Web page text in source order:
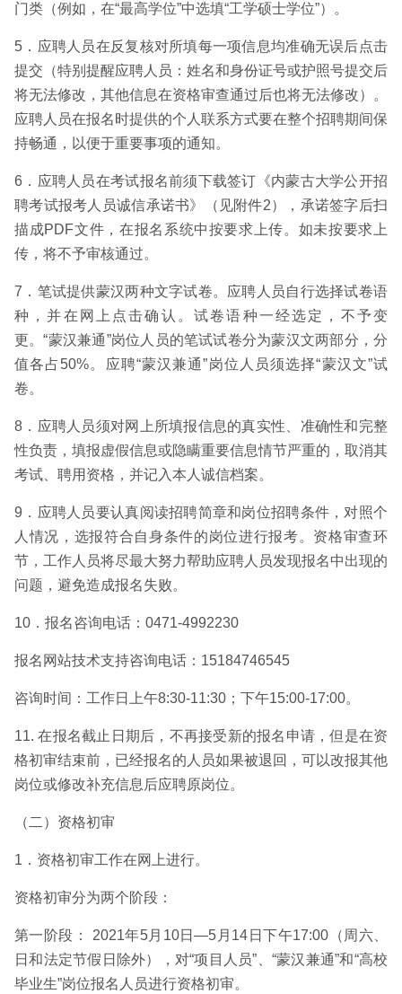
门类（例如，在“最高学位”中选填“工学硕士学位”）。
5．应聘人员在反复核对所填每一项信息均准确无误后点击
提交（特别提醒应聘人员：姓名和身份证号或护照号提交后
将无法修改，其他信息在资格审查通过后也将无法修改）。
应聘人员在报名时提供的个人联系方式要在整个招聘期间保
持畅通，以便于重要事项的通知。
6．应聘人员在考试报名前须下载签订《内蒙古大学公开招
聘考试报考人员诚信承诺书》（见附件2），承诺签字后扫
描成PDF文件，在报名系统中按要求上传。如未按要求上
传，将不予审核通过。
7．笔试提供蒙汉两种文字试卷。应聘人员自行选择试卷语
种，并在网上点击确认。试卷语种一经选定，不予变
更。“蒙汉兼通”岗位人员的笔试试卷分为蒙汉文两部分，分
值各占50%。应聘“蒙汉兼通”岗位人员须选择“蒙汉文”试
卷。
8．应聘人员须对网上所填报信息的真实性、准确性和完整
性负责，填报虚假信息或隐瞒重要信息情节严重的，取消其
考试、聘用资格，并记入本人诚信档案。
9．应聘人员要认真阅读招聘简章和岗位招聘条件，对照个
人情况，选报符合自身条件的岗位进行报考。资格审查环
节，工作人员将尽最大努力帮助应聘人员发现报名中出现的
问题，避免造成报名失败。
10．报名咨询电话：0471-4992230
报名网站技术支持咨询电话：15184746545
咨询时间：工作日上午8:30-11:30；下午15:00-17:00。
11. 在报名截止日期后，不再接受新的报名申请，但是在资
格初审结束前，已经报名的人员如果被退回，可以改报其他
岗位或修改补充信息后应聘原岗位。
（二）资格初审
1．资格初审工作在网上进行。
资格初审分为两个阶段：
第一阶段： 2021年5月10日—5月14日下午17:00（周六、
日和法定节假日除外），对“项目人员”、“蒙汉兼通”和“高校
毕业生”岗位报名人员进行资格初审。